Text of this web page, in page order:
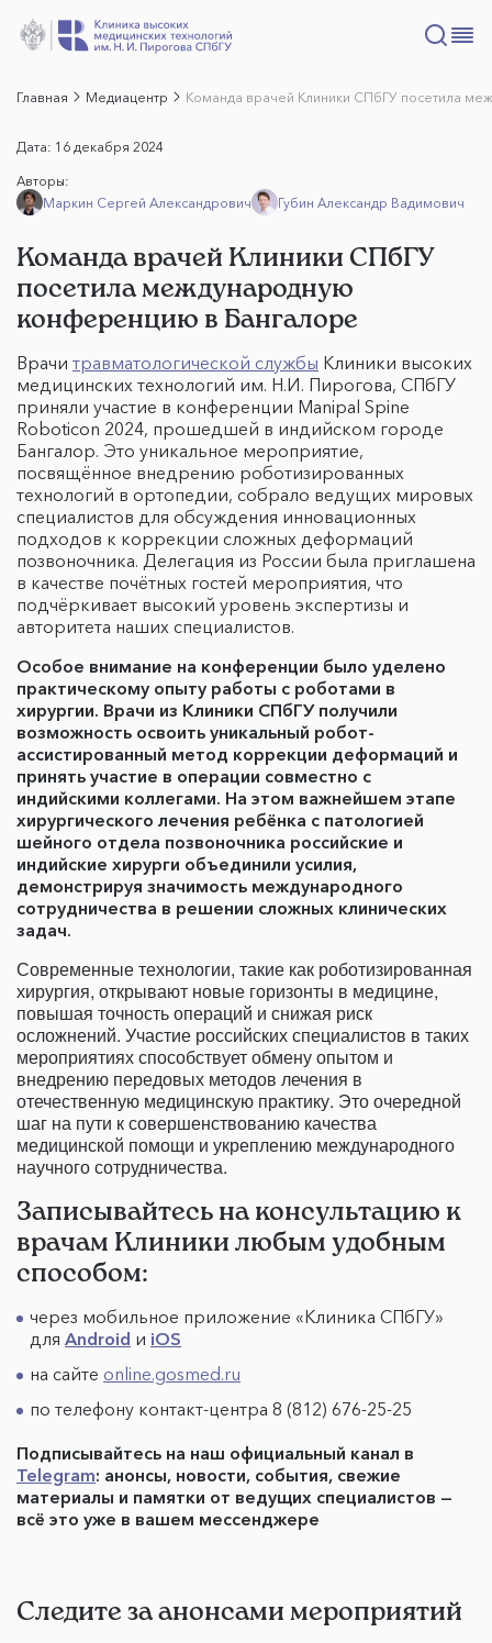
Главная Медиацентр Команда врачей Клиники СПбГУ посетила
Дата: 16 декабря 2024
Авторы:
Маркин Сергей Александрович
Губин Александр Вадимович
Команда врачей Клиники СПбГУ
посетила международную
конференцию в Бангалоре
Врачи травматологической службы Клиники высоких
медицинских технологий им. Н.И. Пирогова, СПбГУ
приняли участие в конференции Manipal Spine
Roboticon 2024, прошедшей в индийском городе
Бангалор. Это уникальное мероприятие,
посвящённое внедрению роботизированных
технологий в ортопедии, собрало ведущих мировых
специалистов для обсуждения инновационных
подходов к коррекции сложных деформаций
позвоночника. Делегация из России была приглашена
в качестве почётных гостей мероприятия, что
подчёркивает высокий уровень экспертизы и
авторитета наших специалистов.
Особое внимание на конференции было уделено
практическому опыту работы с роботами в
хирургии. Врачи из Клиники СПбГУ получили
возможность освоить уникальный робот-
ассистированный метод коррекции деформаций и
принять участие в операции совместно с
индийскими коллегами. На этом важнейшем этапе
хирургического лечения ребёнка с патологией
шейного отдела позвоночника российские и
индийские хирурги объединили усилия,
демонстрируя значимость международного
сотрудничества в решении сложных клинических
задач.
Современные технологии, такие как роботизированная
хирургия, открывают новые горизонты в медицине,
повышая точность операций и снижая риск
осложнений. Участие российских специалистов в таких
мероприятиях способствует обмену опытом и
внедрению передовых методов лечения в
отечественную медицинскую практику. Это очередной
шаг на пути к совершенствованию качества
медицинской помощи и укреплению международного
научного сотрудничества.
Записывайтесь на консультацию к
врачам Клиники любым удобным
способом:
через мобильное приложение «Клиника СПбГУ»
для Android и iOS
на сайте online.gosmed.ru
по телефону контакт-центра 8 (812) 676-25-25
Подписывайтесь на наш официальный канал в
Telegram: анонсы, новости, события, свежие
материалы и памятки от ведущих специалистов —
всё это уже в вашем мессенджере
Следите за анонсами мероприятий